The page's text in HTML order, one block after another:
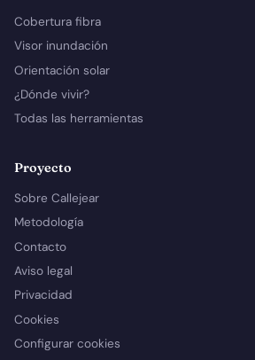
Cobertura fibra
Visor inundación
Orientación solar
¿Dónde vivir?
Todas las herramientas
Proyecto
Sobre Callejear
Metodología
Contacto
Aviso legal
Privacidad
Cookies
Configurar cookies